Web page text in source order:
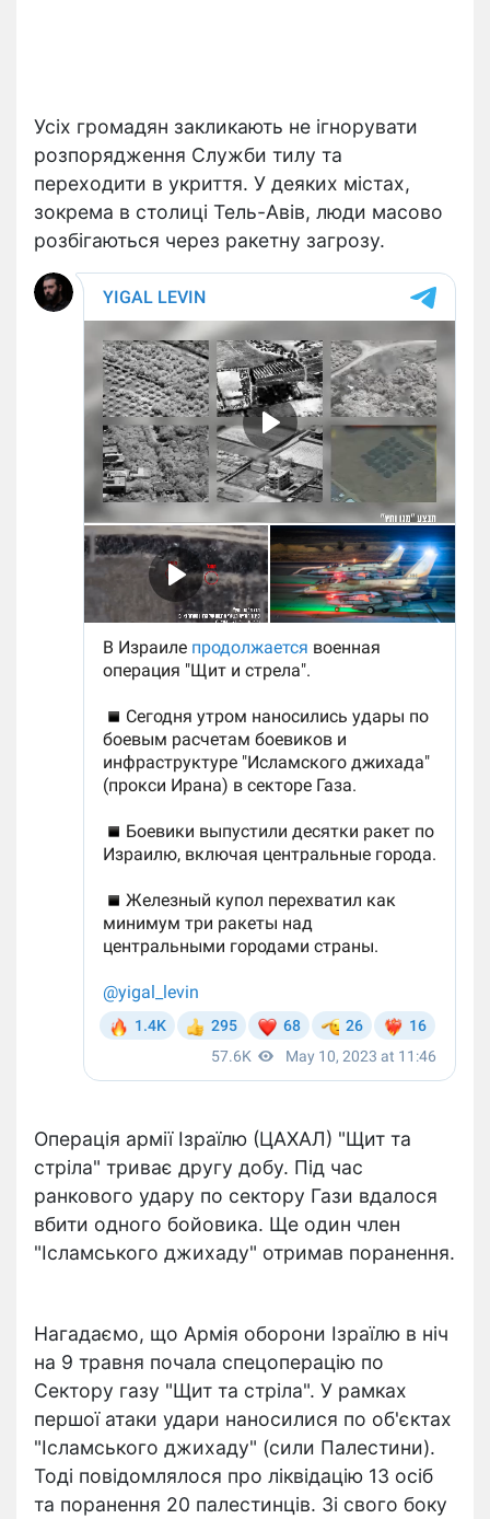
Усіх громадян закликають не ігнорувати
розпорядження Служби тилу та
переходити в укриття. У деяких містах,
зокрема в столиці Тель-Авів, люди масово
розбігаються через ракетну загрозу.
Операція армії Ізраїлю (ЦАХАЛ) "Щит та
стріла" триває другу добу. Під час
ранкового удару по сектору Гази вдалося
вбити одного бойовика. Ще один член
"Ісламського джихаду" отримав поранення.
Нагадаємо, що Армія оборони Ізраїлю в ніч
на 9 травня почала спецоперацію по
Сектору газу "Щит та стріла". У рамках
першої атаки удари наносилися по об'єктах
"Ісламського джихаду" (сили Палестини).
Тоді повідомлялося про ліквідацію 13 осіб
та поранення 20 палестинців. Зі свого боку